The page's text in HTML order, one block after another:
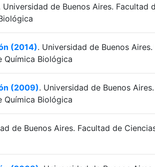
Universidad de Buenos Aires. Facultad
(2014). Universidad de Buenos
Química Biológica
(2009). Universidad de Buenos
Química Biológica
de Buenos Aires. Facultad de